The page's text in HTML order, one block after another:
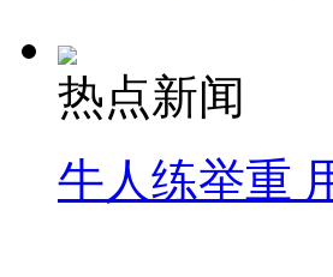
热点新闻
牛人练举重